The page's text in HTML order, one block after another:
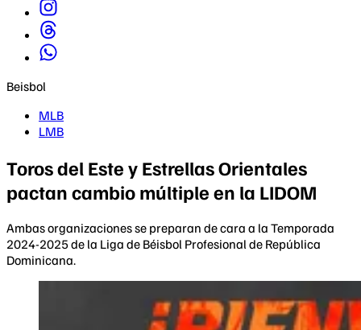
Beisbol
MLB
LMB
Toros del Este y Estrellas Orientales
pactan cambio múltiple en la LIDOM
Ambas organizaciones se preparan de cara a la Temporada
2024-2025 de la Liga de Béisbol Profesional de República
Dominicana.